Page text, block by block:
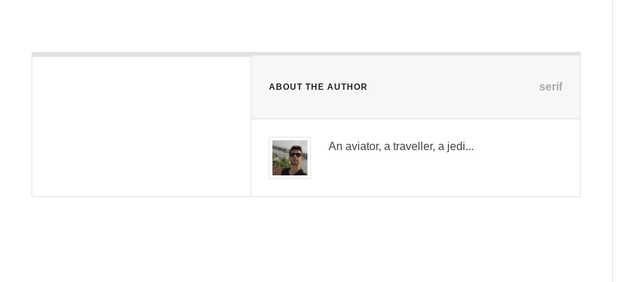
ABOUT THE AUTHOR serif
An aviator, a traveller, a jedi...